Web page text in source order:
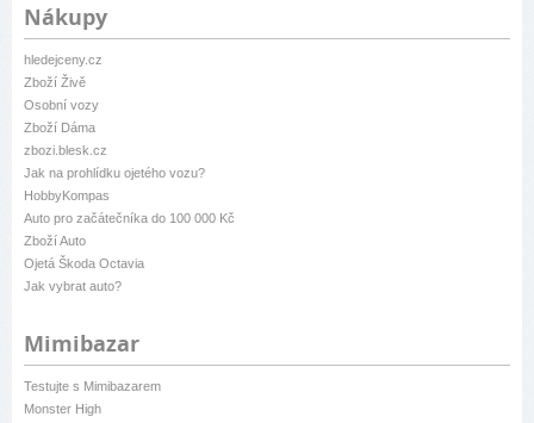
Nákupy
hledejceny.cz
Zboží Živě
Osobní vozy
Zboží Dáma
zbozi.blesk.cz
Jak na prohlídku ojetého vozu?
HobbyKompas
Auto pro začátečníka do 100 000 Kč
Zboží Auto
Ojetá Škoda Octavia
Jak vybrat auto?
Mimibazar
Testujte s Mimibazarem
Monster High